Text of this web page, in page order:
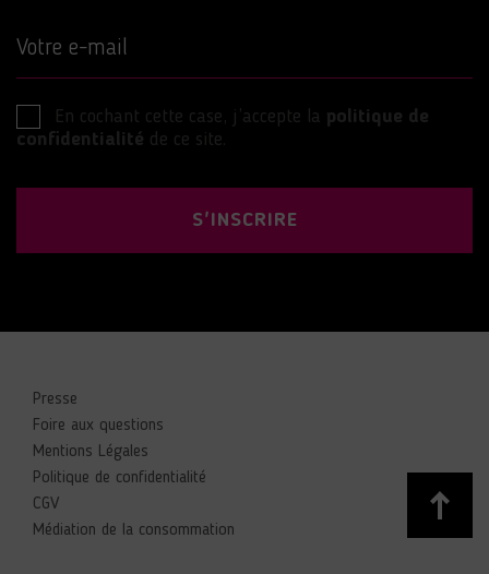
Votre e-mail
En cochant cette case, j’accepte la politique de
confidentialité de ce site.
S'INSCRIRE
Presse
Foire aux questions
Mentions Légales
Politique de confidentialité
CGV
Médiation de la consommation